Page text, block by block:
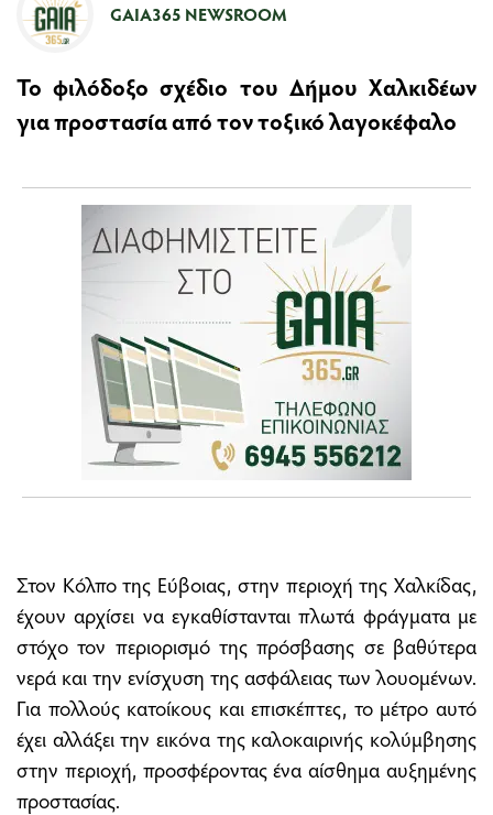
GAIA365 NEWSROOM
Το φιλόδοξο σχέδιο του Δήμου Χαλκιδέων
για προστασία από τον τοξικό λαγοκέφαλο
Στον Κόλπο της Εύβοιας, στην περιοχή της Χαλκίδας,
έχουν αρχίσει να εγκαθίστανται πλωτά φράγματα με
στόχο τον περιορισμό της πρόσβασης σε βαθύτερα
νερά και την ενίσχυση της ασφάλειας των λουομένων.
Για πολλούς κατοίκους και επισκέπτες, το μέτρο αυτό
έχει αλλάξει την εικόνα της καλοκαιρινής κολύμβησης
στην περιοχή, προσφέροντας ένα αίσθημα αυξημένης
προστασίας.